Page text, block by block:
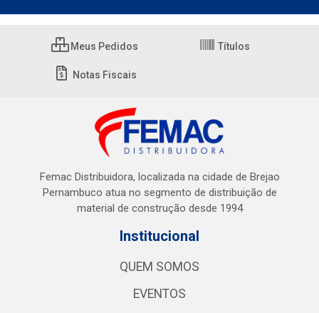
Meus Pedidos Títulos
Notas Fiscais
Femac Distribuidora, localizada na cidade de Brejao
Pernambuco atua no segmento de distribuição de
material de construção desde 1994
Institucional
QUEM SOMOS
EVENTOS